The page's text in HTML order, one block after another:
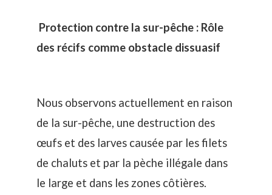
Protection contre la sur-pêche : Rôle
des récifs comme obstacle dissuasif
Nous observons actuellement en raison
de la sur-pêche, une destruction des
œufs et des larves causée par les filets
de chaluts et par la pèche illégale dans
le large et dans les zones côtières.